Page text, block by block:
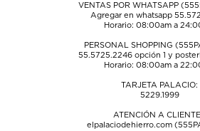
VENTAS POR WHATSAPP
Agregar en whatsapp
Horario: 08:00am a
PERSONAL SHOPPING
55.5725.2246opción 1 y
Horario: 08:00am a
TARJETA PALACIO:
5229.1999
ATENCIÓN A
elpalaciodehierro.com